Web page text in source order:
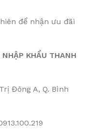
để nhận ưu đãi
KHẨU THANH
Đông A, Q. Bình